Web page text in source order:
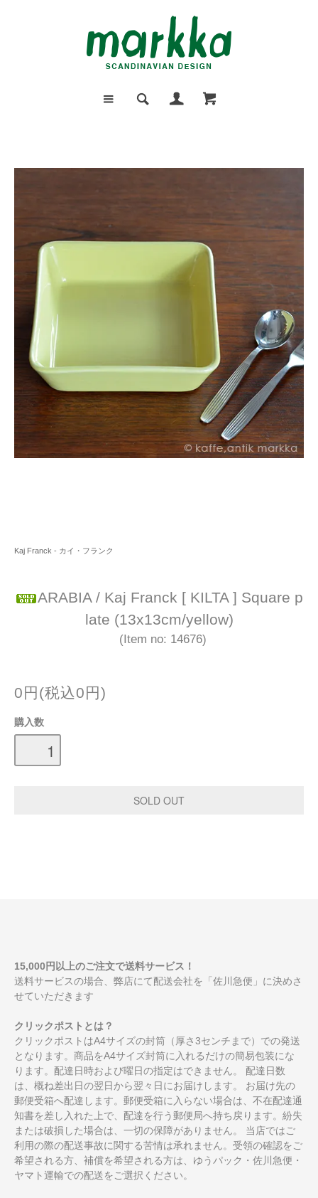
Kaj Franck - カイ・フランク
ARABIA / Kaj Franck [ KILTA ] Square p
late (13x13cm/yellow)
(Item no: 14676)
0円(税込0円)
購入数
15,000円以上のご注文で送料サービス！
送料サービスの場合、弊店にて配送会社を「佐川急便」に決めさ
せていただきます
クリックポストとは？
クリックポストはA4サイズの封筒（厚さ3センチまで）での発送
となります。商品をA4サイズ封筒に入れるだけの簡易包装にな
ります。配達日時および曜日の指定はできません。 配達日数
は、概ね差出日の翌日から翌々日にお届けします。 お届け先の
郵便受箱へ配達します。郵便受箱に入らない場合は、不在配達通
知書を差し入れた上で、配達を行う郵便局へ持ち戻ります。紛失
または破損した場合は、一切の保障がありません。 当店ではご
利用の際の配送事故に関する苦情は承れません。受領の確認をご
希望される方、補償を希望される方は、ゆうパック・佐川急便・
ヤマト運輸での配送をご選択ください。